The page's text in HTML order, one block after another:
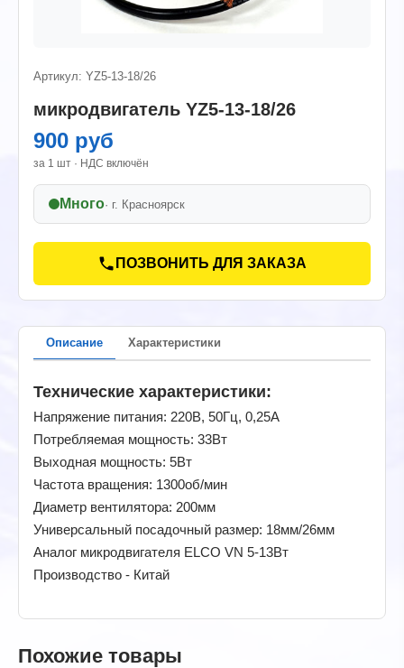
Артикул: YZ5-13-18/26
микродвигатель YZ5-13-18/26
900 руб
за 1 шт · НДС включён
Много· г. Красноярск
ПОЗВОНИТЬ ДЛЯ ЗАКАЗА
Описание Характеристики
Технические характеристики:
Напряжение питания: 220В, 50Гц, 0,25A
Потребляемая мощность: 33Вт
Выходная мощность: 5Вт
Частота вращения: 1300об/мин
Диаметр вентилятора: 200мм
Универсальный посадочный размер: 18мм/26мм
Аналог микродвигателя ELCO VN 5-13Вт
Производство - Китай
Похожие товары